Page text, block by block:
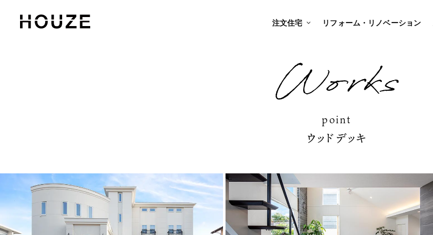
注文住宅 リフォーム・リノベーション
point
ウッドデッキ